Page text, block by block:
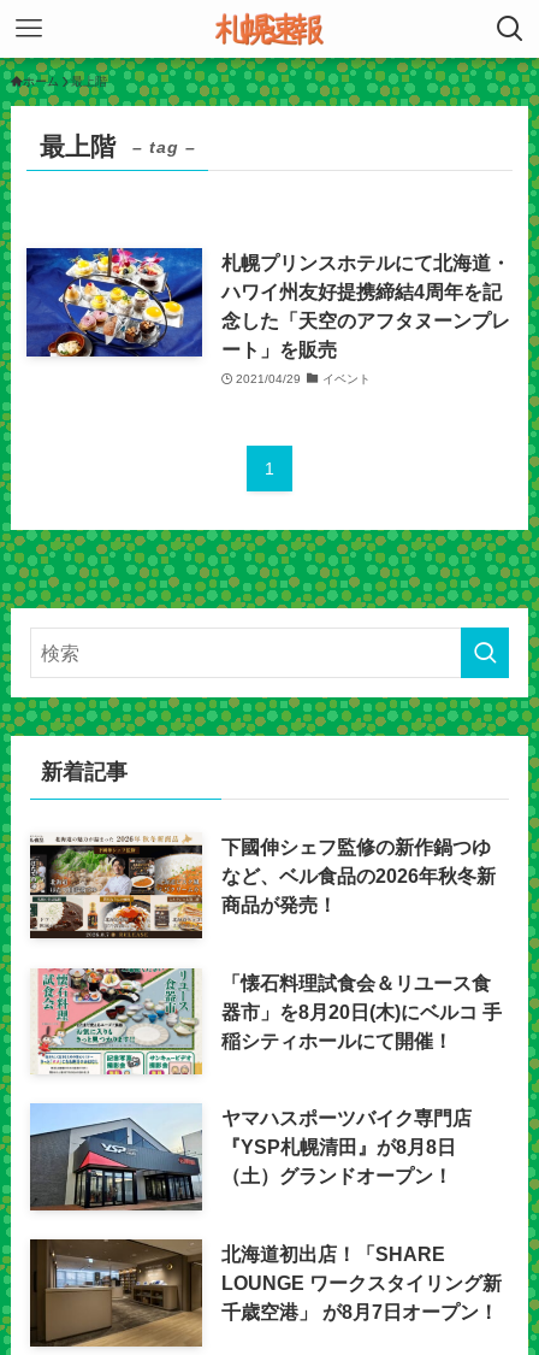
ホーム 最上階
最上階 – tag –
札幌プリンスホテルにて北海道・
ハワイ州友好提携締結4周年を記
念した「天空のアフタヌーンプレ
ート」を販売
2021/04/29 イベント
1
新着記事
下國伸シェフ監修の新作鍋つゆ
など、ベル食品の2026年秋冬新
商品が発売！
「懐石料理試食会＆リユース食
器市」を8月20日(木)にベルコ 手
稲シティホールにて開催！
ヤマハスポーツバイク専門店
『YSP札幌清田』が8月8日
（土）グランドオープン！
北海道初出店！「SHARE
LOUNGE ワークスタイリング新
千歳空港」 が8月7日オープン！